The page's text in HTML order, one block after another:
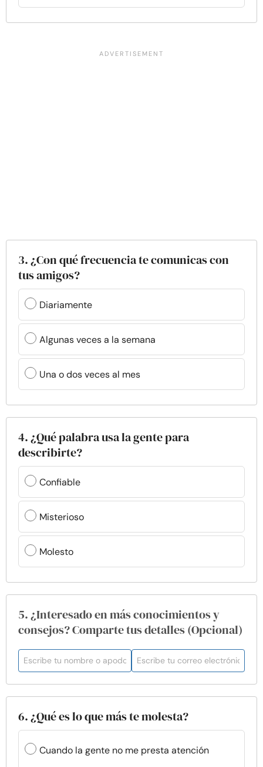
3. ¿Con qué frecuencia te comunicas con
tus amigos?
Diariamente
Algunas veces a la semana
Una o dos veces al mes
4. ¿Qué palabra usa la gente para
describirte?
Confiable
Misterioso
Molesto
5. ¿Interesado en más conocimientos y
consejos? Comparte tus detalles (Opcional)
6. ¿Qué es lo que más te molesta?
Cuando la gente no me presta atención